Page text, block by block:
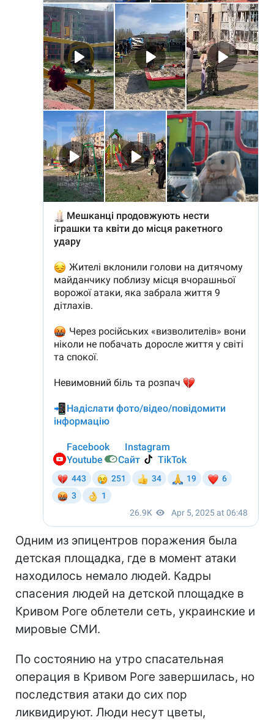
Одним из эпицентров поражения была
детская площадка, где в момент атаки
находилось немало людей. Кадры
спасения людей на детской площадке в
Кривом Роге облетели сеть, украинские и
мировые СМИ.
По состоянию на утро спасательная
операция в Кривом Роге завершилась, но
последствия атаки до сих пор
ликвидируют. Люди несут цветы,